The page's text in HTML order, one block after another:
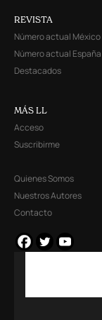
REVISTA
Número actual México
Número actual España
Destacados
MÁS LL
Acceso
Suscribirme
Quienes Somos
Nuestros Autores
Contacto